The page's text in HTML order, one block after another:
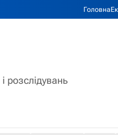
Головна
розслідувань